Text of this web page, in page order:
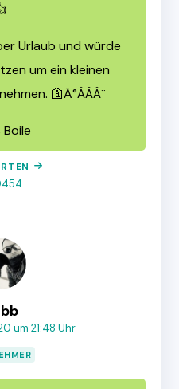
Urlaub und würde
um ein kleinen
🛐Ã°ÂÂÂ¨
um 21:48 Uhr